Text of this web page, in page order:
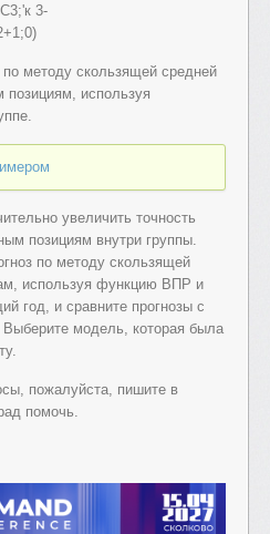
3-
по методу скользящей средней
используя
увеличить точность
позициям внутри группы.
по методу скользящей
используя функцию ВПР и
год, и сравните прогнозы с
модель, которая была
пожалуйста, пишите в
помочь.